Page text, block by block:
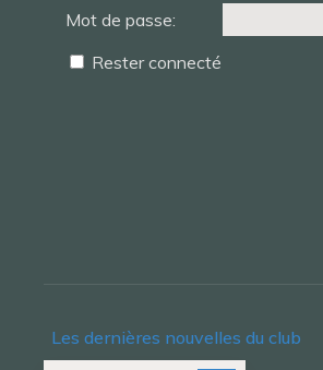
Mot de passe:
Rester connecté
Les dernières nouvelles du club